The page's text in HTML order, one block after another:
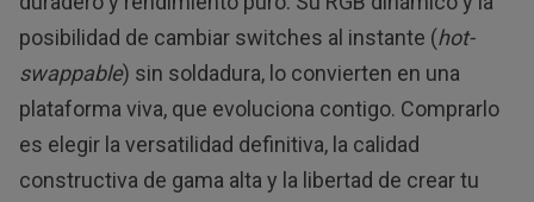
posibilidad de cambiar switches al instante (hot-
swappable) sin soldadura, lo convierten en una
plataforma viva, que evoluciona contigo. Comprarlo
es elegir la versatilidad definitiva, la calidad
constructiva de gama alta y la libertad de crear tu